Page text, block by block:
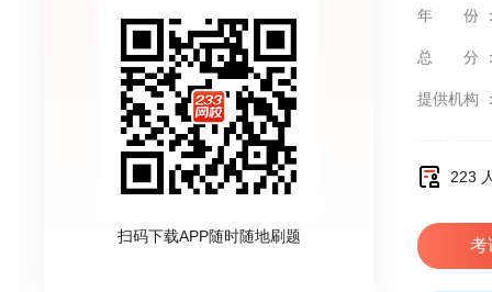
扫码下载APP随时随地刷题
年份
总分
提供机构
223
考